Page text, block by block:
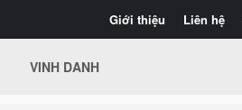
Giới thiệu Liên hệ
VINH DANH